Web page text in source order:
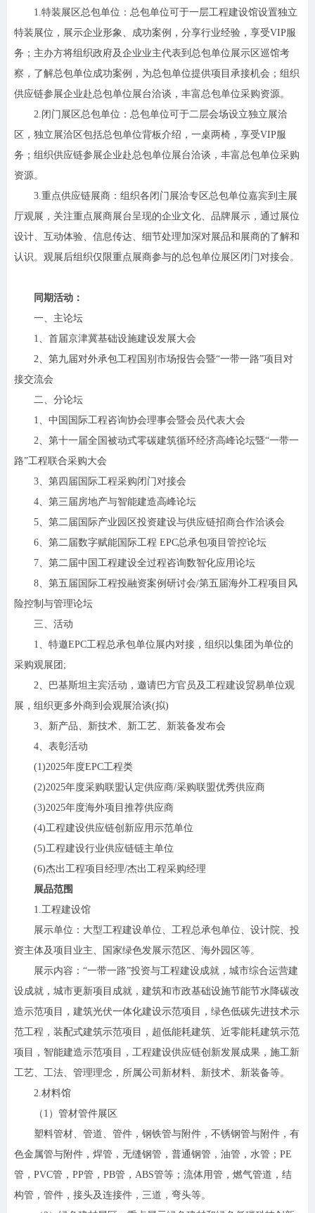
1.特装展区总包单位：总包单位可于一层工程建设馆设置独立
特装展位，展示企业形象、成功案例，分享行业经验，享受VIP服
务；主办方将组织政府及企业业主代表到总包单位展示区巡馆考
察，了解总包单位成功案例，为总包单位提供项目承接机会；组织
供应链参展企业赴总包单位展台洽谈，丰富总包单位采购资源。
2.闭门展区总包单位：总包单位可于二层会场设立独立展洽
区，独立展洽区包括总包单位背板介绍，一桌两椅，享受VIP服
务；组织供应链参展企业赴总包单位展台洽谈，丰富总包单位采购
资源。
3.重点供应链展商：组织各闭门展洽专区总包单位嘉宾到主展
厅观展，关注重点展商展台呈现的企业文化、品牌展示，通过展位
设计、互动体验、信息传达、细节处理加深对展品和展商的了解和
认识。观展后组织仅限重点展商参与的总包单位展区闭门对接会。
同期活动：
一、主论坛
1、首届京津冀基础设施建设发展大会
2、第九届对外承包工程国别市场报告会暨“一带一路”项目对
接交流会
二、分论坛
1、中国国际工程咨询协会理事会暨会员代表大会
2、第十一届全国被动式零碳建筑循环经济高峰论坛暨“一带一
路”工程联合采购大会
3、第四届国际工程采购闭门对接会
4、第三届房地产与智能建造高峰论坛
5、第二届国际产业园区投资建设与供应链招商合作洽谈会
6、第二届数字赋能国际工程 EPC总承包项目管控论坛
7、第二届中国工程建设全过程咨询数智化应用论坛
8、第五届国际工程投融资案例研讨会/第五届海外工程项目风
险控制与管理论坛
三、活动
1、特邀EPC工程总承包单位展内对接，组织以集团为单位的
采购观展团;
2、巴基斯坦主宾活动，邀请巴方官员及工程建设贸易单位观
展，组织更多外商到会观展洽谈(拟)
3、新产品、新技术、新工艺、新装备发布会
4、表彰活动
(1)2025年度EPC工程类
(2)2025年度采购联盟认定供应商/采购联盟优秀供应商
(3)2025年度海外项目推荐供应商
(4)工程建设供应链创新应用示范单位
(5)工程建设行业供应链链主单位
(6)杰出工程项目经理/杰出工程采购经理
展品范围
1.工程建设馆
展示单位：大型工程建设单位、工程总承包单位、设计院、投
资主体及项目业主、国家绿色发展示范区、海外园区等。
展示内容：“一带一路”投资与工程建设成就，城市综合运营建
设成就，城市更新项目成就，建筑和市政基础设施节能节水降碳改
造示范项目，建筑光伏一体化建设示范项目，绿色低碳先进技术示
范工程，装配式建筑示范项目，超低能耗建筑、近零能耗建筑示范
项目，智能建造示范项目，工程建设供应链创新发展成果，施工新
工艺、工法、管理理念，所属公司新材料、新技术、新装备等。
2.材料馆
（1）管材管件展区
塑料管材、管道、管件，钢铁管与附件，不锈钢管与附件，有
色金属管与附件，焊管，无缝钢管，普通钢管，油管，水管；PE
管，PVC管，PP管，PB管，ABS管等；流体用管，燃气管道，结
构管，管件，接头及连接件，三道，弯头等。